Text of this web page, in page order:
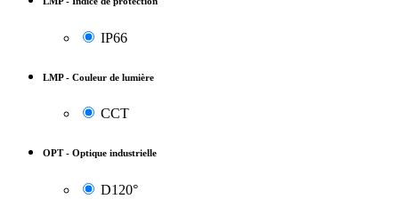
IP66
LMP - Couleur de lumière
CCT
OPT - Optique industrielle
D120°